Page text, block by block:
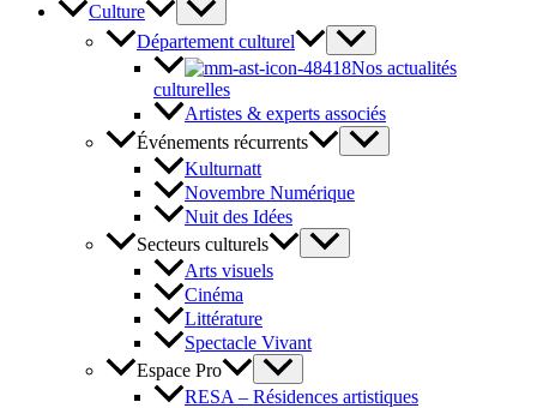
Culture
Département culturel
Nos actualités
culturelles
Artistes & experts associés
Événements récurrents
Kulturnatt
Novembre Numérique
Nuit des Idées
Secteurs culturels
Arts visuels
Cinéma
Littérature
Spectacle Vivant
Espace Pro
RESA – Résidences artistiques